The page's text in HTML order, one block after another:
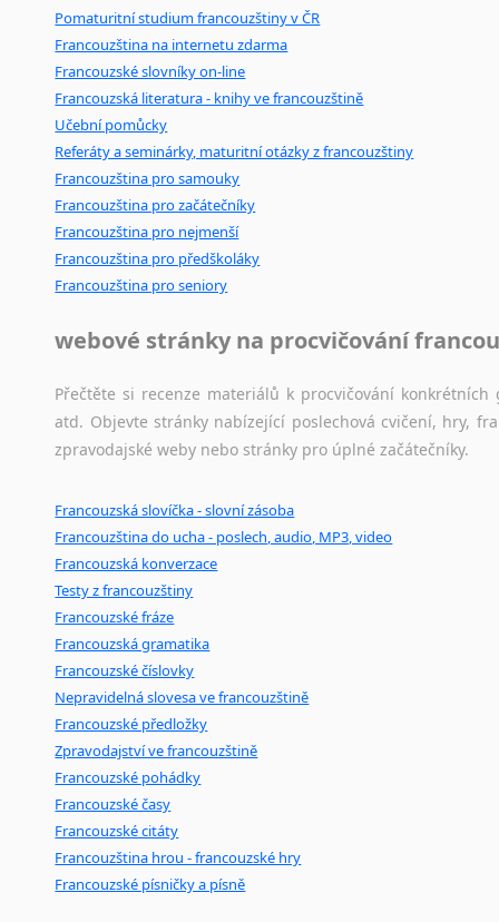
Pomaturitní studium francouzštiny v ČR
Francouzština na internetu zdarma
Francouzské slovníky on-line
Francouzská literatura - knihy ve francouzštině
Učební pomůcky
Referáty a seminárky, maturitní otázky z francouzštiny
Francouzština pro samouky
Francouzština pro začátečníky
Francouzština pro nejmenší
Francouzština pro předškoláky
Francouzština pro seniory
webové stránky na procvičování
Přečtěte si recenze materiálů k procvičování
atd. Objevte stránky nabízející poslechová cvičení, hry,
zpravodajské weby nebo stránky pro úplné začátečníky.
Francouzská slovíčka - slovní zásoba
Francouzština do ucha - poslech, audio, MP3, video
Francouzská konverzace
Testy z francouzštiny
Francouzské fráze
Francouzská gramatika
Francouzské číslovky
Nepravidelná slovesa ve francouzštině
Francouzské předložky
Zpravodajství ve francouzštině
Francouzské pohádky
Francouzské časy
Francouzské citáty
Francouzština hrou - francouzské hry
Francouzské písničky a písně